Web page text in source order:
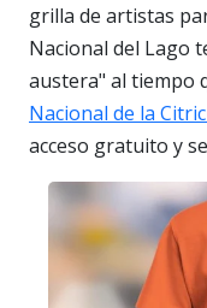
grilla de artistas
Nacional del Lago
austera" al tiempo
Nacional de la
acceso gratuito y